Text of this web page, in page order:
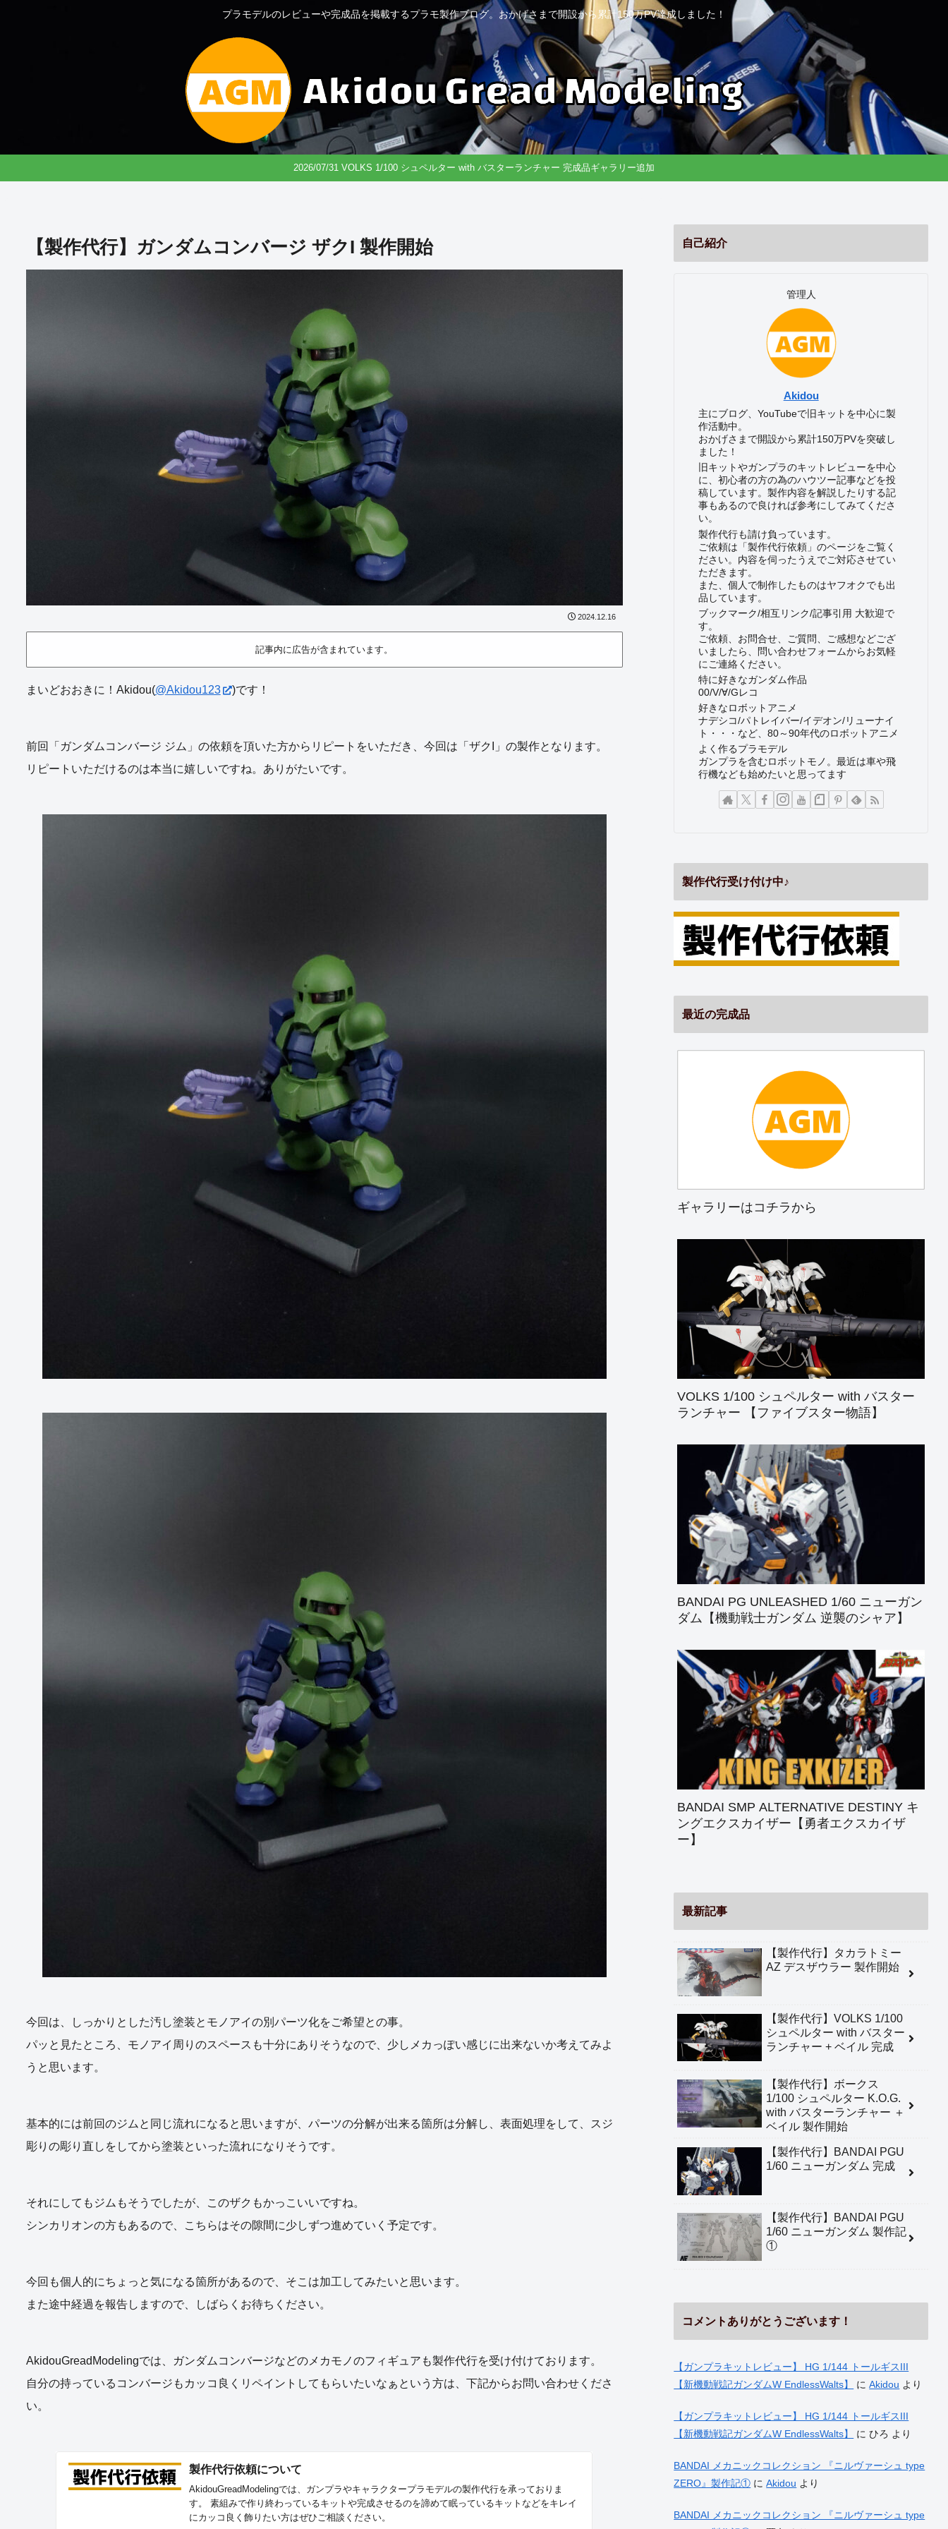
プラモデルのレビューや完成品を掲載するプラモ製作ブログ。おかげさまで開設から累計150万PV達成しました！
2026/07/31 VOLKS 1/100 シュペルター with バスターランチャー 完成品ギャラリー追加
【製作代行】ガンダムコンバージ ザクI 製作開始
2024.12.16
記事内に広告が含まれています。
まいどおおきに！Akidou(@Akidou123 )です！
前回「ガンダムコンバージ ジム」の依頼を頂いた方からリピートをいただき、今回は「ザクI」の製作となります。
リピートいただけるのは本当に嬉しいですね。ありがたいです。
今回は、しっかりとした汚し塗装とモノアイの別パーツ化をご希望との事。
パッと見たところ、モノアイ周りのスペースも十分にありそうなので、少しメカっぽい感じに出来ないか考えてみよ
うと思います。
基本的には前回のジムと同じ流れになると思いますが、パーツの分解が出来る箇所は分解し、表面処理をして、スジ
彫りの彫り直しをしてから塗装といった流れになりそうです。
それにしてもジムもそうでしたが、このザクもかっこいいですね。
シンカリオンの方もあるので、こちらはその隙間に少しずつ進めていく予定です。
今回も個人的にちょっと気になる箇所があるので、そこは加工してみたいと思います。
また途中経過を報告しますので、しばらくお待ちください。
AkidouGreadModelingでは、ガンダムコンバージなどのメカモノのフィギュアも製作代行を受け付けております。
自分の持っているコンバージもカッコ良くリペイントしてもらいたいなぁという方は、下記からお問い合わせくださ
い。
製作代行依頼について
AkidouGreadModelingでは、ガンプラやキャラクタープラモデルの製作代行を承っておりま
す。 素組みで作り終わっているキットや完成させるのを諦めて眠っているキットなどをキレイ
にカッコ良く飾りたい方はぜひご相談ください。
自己紹介
管理人
Akidou
主にブログ、YouTubeで旧キットを中心に製
作活動中。
おかげさまで開設から累計150万PVを突破し
ました！
旧キットやガンプラのキットレビューを中心
に、初心者の方の為のハウツー記事などを投
稿しています。製作内容を解説したりする記
事もあるので良ければ参考にしてみてくださ
い。
製作代行も請け負っています。
ご依頼は「製作代行依頼」のページをご覧く
ださい。内容を伺ったうえでご対応させてい
ただきます。
また、個人で制作したものはヤフオクでも出
品しています。
ブックマーク/相互リンク/記事引用 大歓迎で
す。
ご依頼、お問合せ、ご質問、ご感想などござ
いましたら、問い合わせフォームからお気軽
にご連絡ください。
特に好きなガンダム作品
00/V/∀/Gレコ
好きなロボットアニメ
ナデシコ/パトレイバー/イデオン/リューナイ
ト・・・など、80～90年代のロボットアニメ
よく作るプラモデル
ガンプラを含むロボットモノ。最近は車や飛
行機なども始めたいと思ってます
製作代行受け付け中♪
最近の完成品
ギャラリーはコチラから
VOLKS 1/100 シュペルター with バスター
ランチャー 【ファイブスター物語】
BANDAI PG UNLEASHED 1/60 ニューガン
ダム【機動戦士ガンダム 逆襲のシャア】
BANDAI SMP ALTERNATIVE DESTINY キ
ングエクスカイザー【勇者エクスカイザ
ー】
最新記事
【製作代行】タカラトミー
AZ デスザウラー 製作開始
【製作代行】VOLKS 1/100
シュペルター with バスター
ランチャー + ベイル 完成
【製作代行】ボークス
1/100 シュペルター K.O.G.
with バスターランチャー ＋
ベイル 製作開始
【製作代行】BANDAI PGU
1/60 ニューガンダム 完成
【製作代行】BANDAI PGU
1/60 ニューガンダム 製作記
①
コメントありがとうございます！
【ガンプラキットレビュー】 HG 1/144 トールギスIII
【新機動戦記ガンダムW EndlessWalts】
にAkidou より
【ガンプラキットレビュー】 HG 1/144 トールギスIII
【新機動戦記ガンダムW EndlessWalts】
にひろ より
BANDAI メカニックコレクション 『ニルヴァーシュ type
ZERO』製作記① にAkidou より
BANDAI メカニックコレクション 『ニルヴァーシュ type